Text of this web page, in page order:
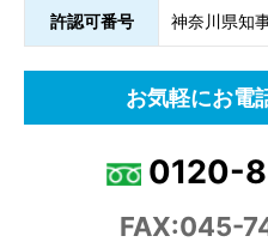
許認可番号 神奈川県知
お気軽にお電
0120-
FAX:045-